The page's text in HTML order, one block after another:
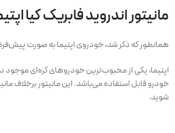
مانیتور اندروید فابریک کیا
همانطور که ذکر شد، خودروی اپتیما به صورت
اپتیما، یکی از محبوب‌ترین خودروهای کره‌ای موجود
خودرو قابل استفاده می‌باشد. این مانیتور برخلاف
شوید.